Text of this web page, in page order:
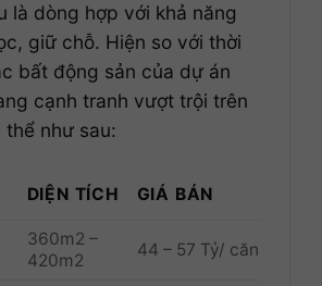
là dòng hợp với khả năng
giữ chỗ. Hiện so với thời
bất động sản của dự án
cạnh tranh vượt trội trên
như sau:
DIỆN TÍCH GIÁ BÁN
360m2 –
420m2
44 – 57 Tỷ/ căn